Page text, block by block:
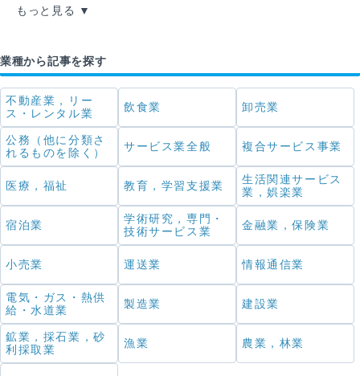
もっと見る
業種から記事を探す
不動産業，リー
ス・レンタル業
飲食業 卸売業
公務（他に分類さ
れるものを除く）
サービス業全般 複合サービス事業
医療，福祉 教育，学習支援業
生活関連サービス
業，娯楽業
宿泊業
学術研究，専門・
技術サービス業
金融業，保険業
小売業 運送業 情報通信業
電気・ガス・熱供
給・水道業
製造業 建設業
鉱業，採石業，砂
利採取業
漁業 農業，林業